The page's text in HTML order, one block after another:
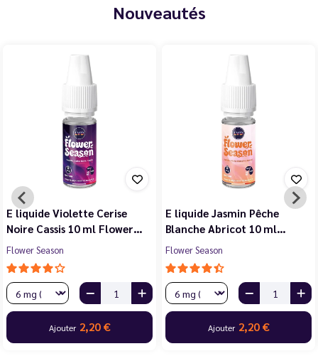
Nouveautés
E liquide Violette Cerise
Noire Cassis 10 ml Flower…
Flower Season
Ajouter 2,20 €
E liquide Jasmin Pêche
Blanche Abricot 10 ml…
Flower Season
Ajouter 2,20 €